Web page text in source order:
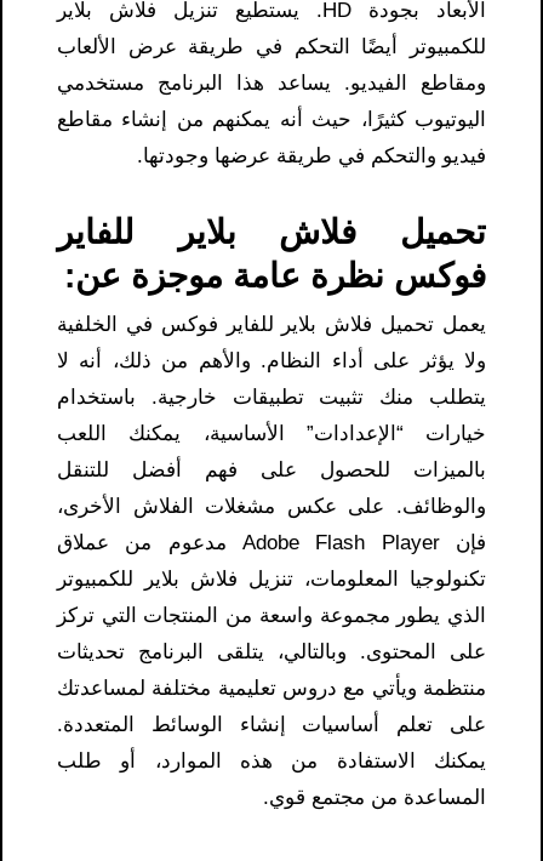
الأبعاد بجودة HD. يستطيع تنزيل فلاش بلاير
للكمبيوتر أيضًا التحكم في طريقة عرض الألعاب
ومقاطع الفيديو. يساعد هذا البرنامج مستخدمي
اليوتيوب كثيرًا، حيث أنه يمكنهم من إنشاء مقاطع
فيديو والتحكم في طريقة عرضها وجودتها.
تحميل فلاش بلاير للفاير
فوكس نظرة عامة موجزة عن:
يعمل تحميل فلاش بلاير للفاير فوكس في الخلفية
ولا يؤثر على أداء النظام. والأهم من ذلك، أنه لا
يتطلب منك تثبيت تطبيقات خارجية. باستخدام
خيارات “الإعدادات” الأساسية، يمكنك اللعب
بالميزات للحصول على فهم أفضل للتنقل
والوظائف. على عكس مشغلات الفلاش الأخرى،
فإن Adobe Flash Player مدعوم من عملاق
تكنولوجيا المعلومات، تنزيل فلاش بلاير للكمبيوتر
الذي يطور مجموعة واسعة من المنتجات التي تركز
على المحتوى. وبالتالي، يتلقى البرنامج تحديثات
منتظمة ويأتي مع دروس تعليمية مختلفة لمساعدتك
على تعلم أساسيات إنشاء الوسائط المتعددة.
يمكنك الاستفادة من هذه الموارد، أو طلب
المساعدة من مجتمع قوي.